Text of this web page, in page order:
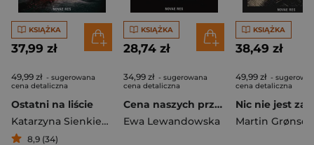
KSIĄŻKA
37,99 zł
49,99 zł - sugerowana
cena detaliczna
Ostatni na liście
Katarzyna Sienkiewicz
8,9 (34)
KSIĄŻKA
28,74 zł
34,99 zł - sugerowana
cena detaliczna
Cena naszych przeżyć
Ewa Lewandowska
KSIĄŻKA
38,49 zł
49,99 zł -
cena detaliczna
Martin